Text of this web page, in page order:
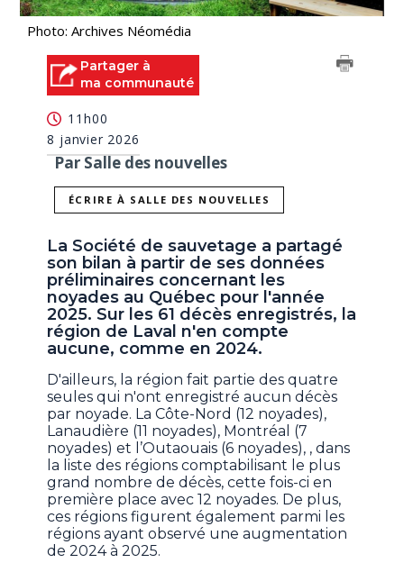
Photo: Archives Néomédia
Partager à
ma communauté
11h00
8 janvier 2026
Par Salle des nouvelles
ÉCRIRE À SALLE DES NOUVELLES
La Société de sauvetage a partagé
son bilan à partir de ses données
préliminaires concernant les
noyades au Québec pour l'année
2025. Sur les 61 décès enregistrés, la
région de Laval n'en compte
aucune, comme en 2024.
D'ailleurs, la région fait partie des quatre
seules qui n'ont enregistré aucun décès
par noyade. La Côte-Nord (12 noyades),
Lanaudière (11 noyades), Montréal (7
noyades) et l’Outaouais (6 noyades), , dans
la liste des régions comptabilisant le plus
grand nombre de décès, cette fois-ci en
première place avec 12 noyades. De plus,
ces régions figurent également parmi les
régions ayant observé une augmentation
de 2024 à 2025.